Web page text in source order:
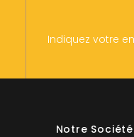
Indiquez votre
Notre Société